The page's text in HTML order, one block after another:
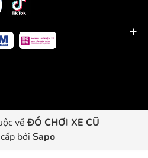
vềĐỒ CHƠI XE CŨ
bởi Sapo